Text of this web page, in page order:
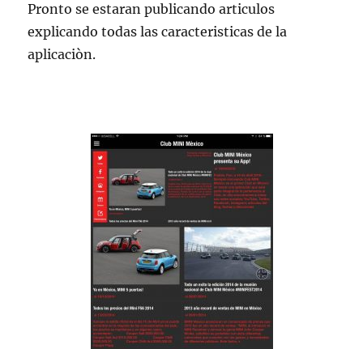
Pronto se estaran publicando articulos
explicando todas las caracteristicas de la
aplicaciòn.